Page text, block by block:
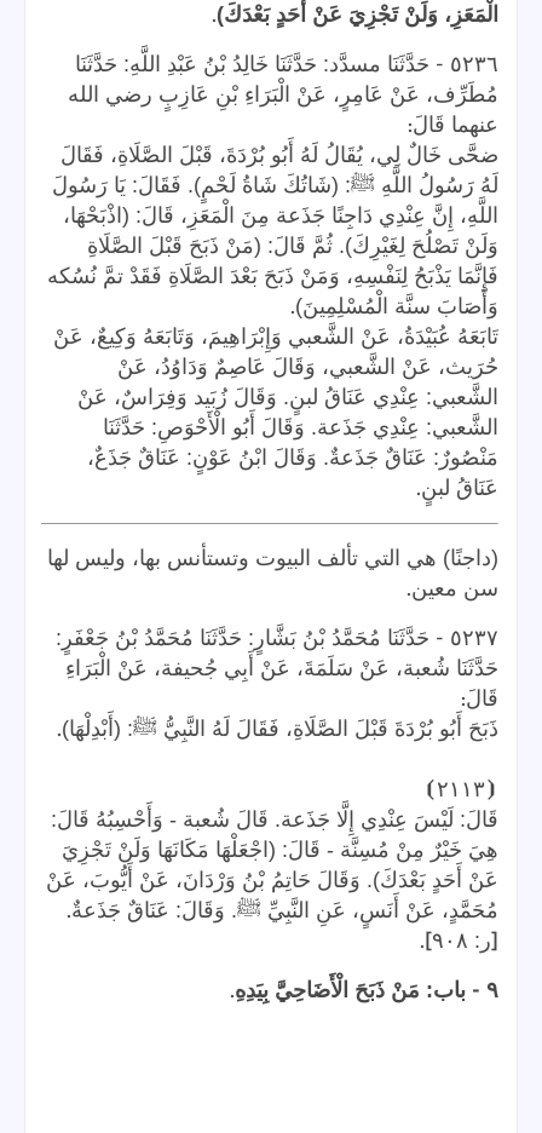
الْمَعَزِ، وَلَنْ تَجْزِيَ عَنْ أَحَدٍ بَعْدَكَ).
٥٢٣٦ - حَدَّثَنَا مسدَّد: حَدَّثَنَا خَالِدُ بْنُ عَبْدِ اللَّهِ: حَدَّثَنَا
مُطَرِّف، عَنْ عَامِرٍ، عَنْ الْبَرَاءِ بْنِ عَازِبٍ رضي الله
عنهما قَالَ:
ضحَّى خَالٌ لِي، يُقَالُ لَهُ أَبُو بُرْدَةَ، قَبْلَ الصَّلَاةِ، فَقَالَ
لَهُ رَسُولُ اللَّهِ ﷺ: (شَاتُكَ شَاةُ لَحْمٍ). فَقَالَ: يَا رَسُولَ
اللَّهِ، إِنَّ عِنْدِي دَاجِنًا جَذَعة مِنَ الْمَعَزِ، قَالَ: (اذْبَحْهَا،
وَلَنْ تَصْلُحَ لِغَيْرِكَ). ثُمَّ قَالَ: (مَنْ ذَبَحَ قَبْلَ الصَّلَاةِ
فَإِنَّمَا يَذْبَحُ لِنَفْسِهِ، وَمَنْ ذَبَحَ بَعْدَ الصَّلَاةِ فَقَدْ تمَّ نُسُكه
وَأَصَابَ سنَّة الْمُسْلِمِينَ).
تَابَعَهُ عُبَيْدَةُ، عَنْ الشَّعبي وَإِبْرَاهِيمَ، وَتَابَعَهُ وَكِيعٌ، عَنْ
حُرَيث، عَنْ الشَّعبي، وَقَالَ عَاصِمٌ وَدَاوُدُ، عَنْ
الشَّعبي: عِنْدِي عَنَاقُ لبنٍ. وَقَالَ زُبَيد وَفِرَاسٌ، عَنْ
الشَّعبي: عِنْدِي جَذَعة. وَقَالَ أَبُو الْأَحْوَصِ: حَدَّثَنَا
مَنْصُورٌ: عَنَاقٌ جَذَعةٌ. وَقَالَ ابْنُ عَوْنٍ: عَنَاقٌ جَذَعٌ،
عَنَاقُ لبنٍ.
(داجنًا) هي التي تألف البيوت وتستأنس بها، وليس لها
سن معين.
٥٢٣٧ - حَدَّثَنَا مُحَمَّدُ بْنُ بَشَّارٍ: حَدَّثَنَا مُحَمَّدُ بْنُ جَعْفَرٍ:
حَدَّثَنَا شُعبة، عَنْ سَلَمَةَ، عَنْ أَبِي جُحيفة، عَنْ الْبَرَاءِ
قَالَ:
ذَبَحَ أَبُو بُرْدَةَ قَبْلَ الصَّلَاةِ، فَقَالَ لَهُ النَّبِيُّ ﷺ: (أَبْدِلْهَا).
⦗٢١١٣ ⦘
قَالَ: لَيْسَ عِنْدِي إِلَّا جَذَعة. قَالَ شُعبة - وَأَحْسِبُهُ قَالَ:
هِيَ خَيْرٌ مِنْ مُسِنَّة - قَالَ: (اجْعَلْهَا مَكَانَهَا وَلَنْ تَجْزِيَ
عَنْ أَحَدٍ بَعْدَكَ). وَقَالَ حَاتِمُ بْنُ وَرْدَانَ، عَنْ أَيُّوبَ، عَنْ
مُحَمَّدٍ، عَنْ أَنَسٍ، عَنِ النَّبِيِّ ﷺ. وَقَالَ: عَنَاقٌ جَذَعةٌ.
[ر: ٩٠٨ ].
٩ - باب: مَنْ ذَبَحَ الْأَضَاحِيَّ بِيَدِهِ.